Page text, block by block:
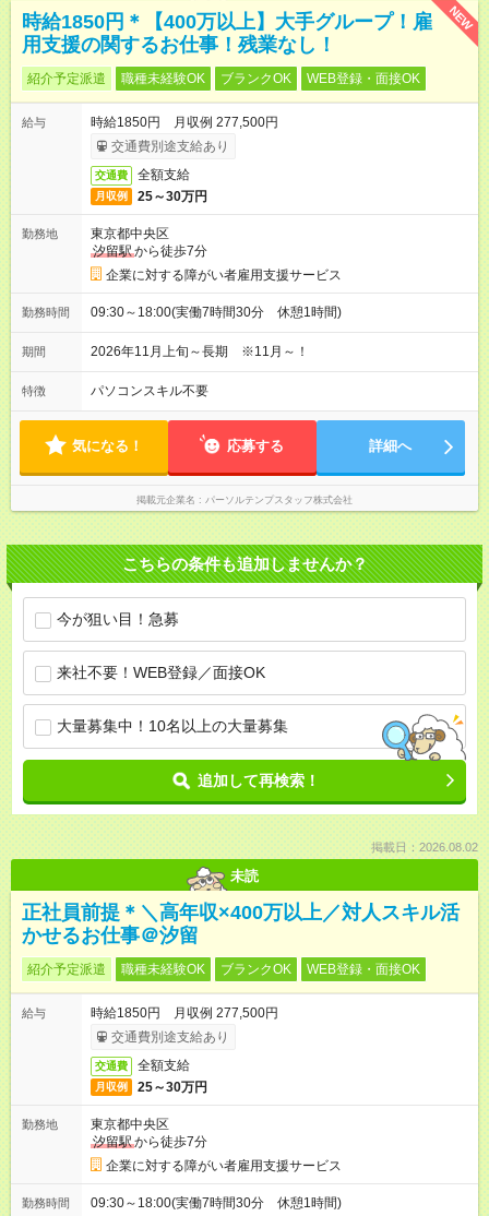
NEW
時給1850円＊【400万以上】大手グループ！雇
用支援の関するお仕事！残業なし！
紹介予定派遣 職種未経験OK ブランクOK WEB登録・面接OK
給与
時給1850円 月収例 277,500円
交通費別途支給あり
交通費 全額支給
月収例 25～30万円
勤務地
東京都中央区
汐留駅から徒歩7分
企業に対する障がい者雇用支援サービス
勤務時間 09:30～18:00(実働7時間30分 休憩1時間)
期間 2026年11月上旬～長期 ※11月～！
特徴 パソコンスキル不要
気になる！ 応募する 詳細へ
掲載元企業名 パーソルテンプスタッフ株式会社
こちらの条件も追加しませんか？
今が狙い目！急募
来社不要！WEB登録／面接OK
大量募集中！10名以上の大量募集
追加して再検索！
掲載日：2026.08.02
未読
正社員前提＊＼高年収×400万以上／対人スキル活
かせるお仕事＠汐留
紹介予定派遣 職種未経験OK ブランクOK WEB登録・面接OK
給与
時給1850円 月収例 277,500円
交通費別途支給あり
交通費 全額支給
月収例 25～30万円
勤務地
東京都中央区
汐留駅から徒歩7分
企業に対する障がい者雇用支援サービス
勤務時間 09:30～18:00(実働7時間30分 休憩1時間)